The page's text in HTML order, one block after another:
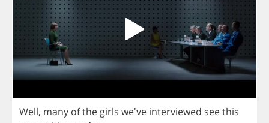
Well, many ofthe girls we've interviewed seethis